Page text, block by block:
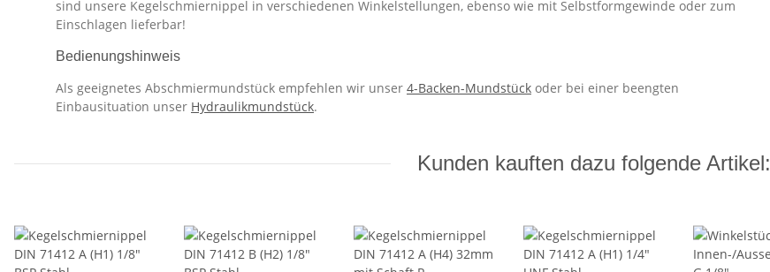
sind unsere Kegelschmiernippel in verschiedenen Winkelstellungen, ebenso wie mit Selbstformgewinde oder zum
Einschlagen lieferbar!
Bedienungshinweis
Als geeignetes Abschmiermundstück empfehlen wir unser 4-Backen-Mundstück oder bei einer beengten
Einbausituation unser Hydraulikmundstück.
Kunden kauften dazu folgende Artikel: